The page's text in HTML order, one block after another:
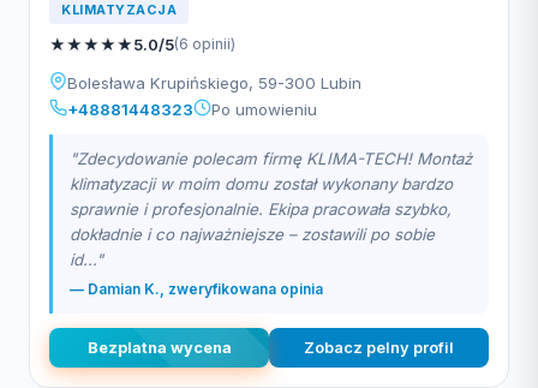
KLIMATYZACJA
★★★★★5.0/5(6 opinii)
Bolesława Krupińskiego, 59-300 Lubin
+48881448323
Po umowieniu
"Zdecydowanie polecam firmę KLIMA-TECH! Montaż
klimatyzacji w moim domu został wykonany bardzo
sprawnie i profesjonalnie. Ekipa pracowała szybko,
dokładnie i co najważniejsze – zostawili po sobie
id..."
— Damian K., zweryfikowana opinia
Bezplatna wycena Zobacz pelny profil